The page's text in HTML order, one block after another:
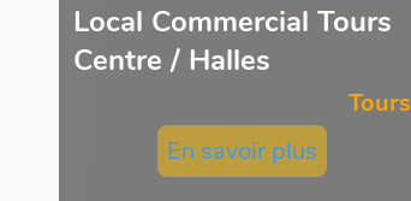
Local Commercial Tours
Centre / Halles
Tours
En savoir plus